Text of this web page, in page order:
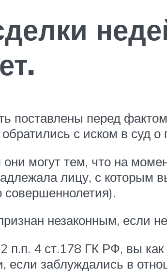
поставлены перед
обратились с иском в суд
могут тем, что на
лицу, с
незаконным, если
п.п. 4 ст.178 ГК РФ, вы
если заблуждались в